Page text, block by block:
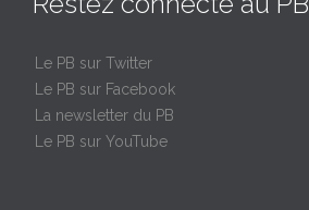
Le PB sur Twitter
Le PB sur Facebook
La newsletter du PB
Le PB sur YouTube